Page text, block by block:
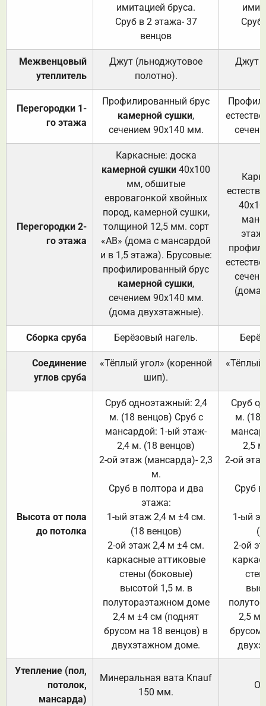
имитацией бруса.
Сруб в 2 этажа- 37
венцов
Сруб
Межвенцовый
утеплитель
Джут (льноджутовое
полотно).
Джут
Перегородки 1-
го этажа
Профилированный брус
камерной сушки,
сечением 90х140 мм.
Перегородки 2-
го этажа
Каркасные: доска
камерной сушки 40х100
мм, обшитые
евровагонкой хвойных
пород, камерной сушки,
толщиной 12,5 мм. сорт
«АВ» (дома с мансардой
и в 1,5 этажа). Брусовые:
профилированный брус
камерной сушки,
сечением 90х140 мм.
(дома двухэтажные).
(дома
Сборка сруба Берёзовый нагель.
Соединение
углов сруба
«Тёплый угол» (коренной
шип).
«Тёплый
Высота от пола
до потолка
Сруб одноэтажный: 2,4
м. (18 венцов) Сруб с
мансардой: 1-ый этаж-
2,4 м. (18 венцов)
2-ой этаж (мансарда)- 2,3
м.
Сруб в полтора и два
этажа:
1-ый этаж 2,4 м ±4 см.
(18 венцов)
2-ой этаж 2,4 м ±4 см.
каркасные аттиковые
стены (боковые)
высотой 1,5 м. в
полутораэтажном доме
2,4 м ±4 см (поднят
брусом на 18 венцов) в
двухэтажном доме.
Сруб
м. (18
2,5
2-ой
Сруб
1-ый
2-ой
2,5 м
брусом
Утепление (пол,
потолок,
мансарда)
Минеральная вата Knauf
150 мм.